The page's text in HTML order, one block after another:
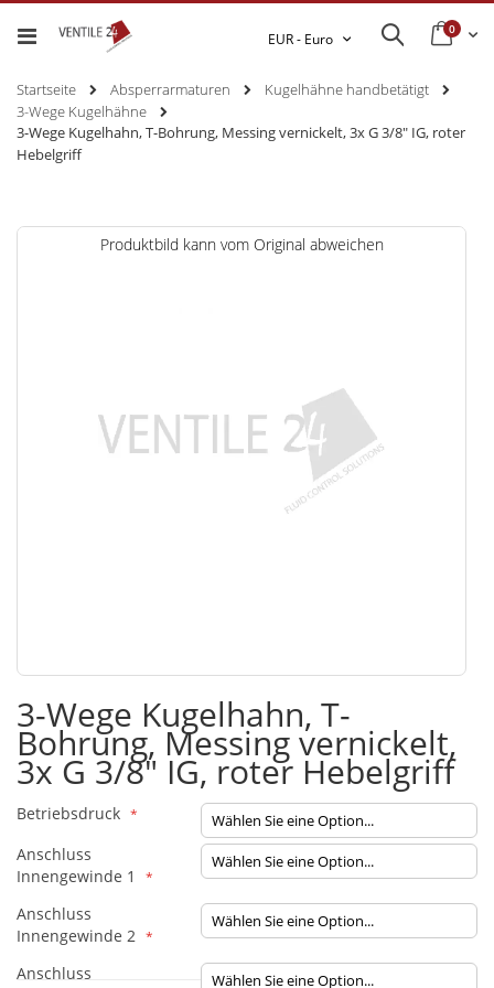
0
Search
Währung
EUR - Euro
Startseite Absperrarmaturen
Kugelhähne handbetätigt
3-Wege Kugelhähne
3-Wege Kugelhahn, T-Bohrung, Messing vernickelt, 3x G 3/8" IG, roter
Hebelgriff
Zum
Produktbild kann vom Original abweichen
Anfang
der
Bildgalerie
springen
3-Wege Kugelhahn, T-
Bohrung, Messing vernickelt,
3x G 3/8" IG, roter Hebelgriff
Betriebsdruck
Anschluss
Innengewinde 1
Anschluss
Innengewinde 2
Anschluss